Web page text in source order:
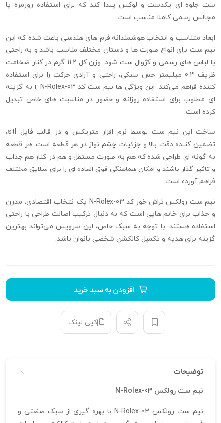
ست جلوه ای یکدست و لوکس پیدا کند که برای استفاده روزمره یا
مجالس رسمی کاملا مناسب است.
ابعاد متناسب و انتخاب هوشمندانه فرم‌ های هندسی باعث شده که این
نیم ست برای انواع صورت‌ ها و دستان مختلف مناسب باشد و به راحتی
با لباس‌ های رسمی و کژوال ست شود. وزن کل 11.2 گرم در کنار ضخامت
ظریف 0.3 میلیمتر حس سبکی، راحتی و آزادی حرکت را برای استفاده
‌کننده فراهم می‌کند. این ویژگی‌ ها نیم ست کد N-Rolex-03 را به گزینه‌
ای مطلوب برای استفاده روزانه و حضور در مناسبت‌ های خاص تبدیل
کرده است.
ساخت این نیم ست توسط نرم‌ افزار متریکس و در قالب فایل stl،
تضمین‌ کننده دقت بالا و جزئیات چشم‌ نواز در هر قطعه است. هر قطعه
به گونه‌ ای طراحی شده که هم به صورت مستقل و هم در کنار هم جذاب
و تاثیر گذار باشند و امکان هماهنگی فوق‌ العاده‌ ای را برای سلایق مختلف
فراهم آورده است.
نیم ست رولکس تراش خور کد N-Rolex-03 یک انتخاب اقتصادی، مدرن
و جذاب برای خانم‌ هایی است که به دنبال ترکیب اصالت طراحی با راحتی
استفاده هستند. با توجه به سبک خاص، این سرویس می‌تواند بهترین
گزینه برای هدیه و تکمیل کالکشن شخصی بانوان باشد.
افزودن به سبد خرید
کپی لینک
توضیحات
نیم ست رولکس N-Rolex-03
نیم ست رولکس N-Rolex-03 با بهره‌ گیری از سبک صنعتی و